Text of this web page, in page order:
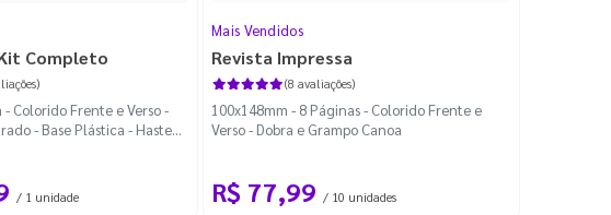
Completo
- Colorido Frente e Verso -
- Base Plástica - Haste
/ 1 unidade
Mais Vendidos
Revista Impressa
(8 avaliações)
100x148mm - 8 Páginas - Colorido Frente e
Verso - Dobra e Grampo Canoa
R$ 77,99 / 10 unidades